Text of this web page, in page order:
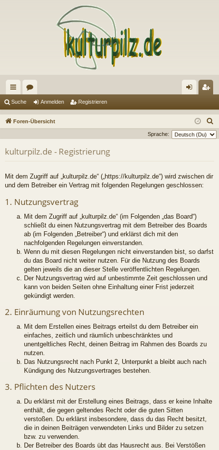
ch
ne
riff
en m
el
n
ist
rie
n
Suche Anmelden Registrieren
Foren-Übersicht
u
Sprache:
kulturpilz.de - Registrierung
Mit dem Zugriff auf „kulturpilz.de“ („https://kulturpilz.de“) wird zwischen dir
und dem Betreiber ein Vertrag mit folgenden Regelungen geschlossen:
1. Nutzungsvertrag
Mit dem Zugriff auf „kulturpilz.de“ (im Folgenden „das Board“)
schließt du einen Nutzungsvertrag mit dem Betreiber des Boards
ab (im Folgenden „Betreiber“) und erklärst dich mit den
nachfolgenden Regelungen einverstanden.
Wenn du mit diesen Regelungen nicht einverstanden bist, so darfst
du das Board nicht weiter nutzen. Für die Nutzung des Boards
gelten jeweils die an dieser Stelle veröffentlichten Regelungen.
Der Nutzungsvertrag wird auf unbestimmte Zeit geschlossen und
kann von beiden Seiten ohne Einhaltung einer Frist jederzeit
gekündigt werden.
2. Einräumung von Nutzungsrechten
Mit dem Erstellen eines Beitrags erteilst du dem Betreiber ein
einfaches, zeitlich und räumlich unbeschränktes und
unentgeltliches Recht, deinen Beitrag im Rahmen des Boards zu
nutzen.
Das Nutzungsrecht nach Punkt 2, Unterpunkt a bleibt auch nach
Kündigung des Nutzungsvertrages bestehen.
3. Pflichten des Nutzers
Du erklärst mit der Erstellung eines Beitrags, dass er keine Inhalte
enthält, die gegen geltendes Recht oder die guten Sitten
verstoßen. Du erklärst insbesondere, dass du das Recht besitzt,
die in deinen Beiträgen verwendeten Links und Bilder zu setzen
bzw. zu verwenden.
Der Betreiber des Boards übt das Hausrecht aus. Bei Verstößen